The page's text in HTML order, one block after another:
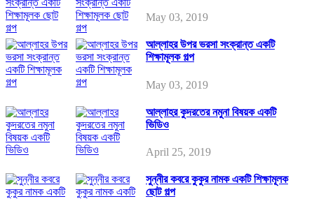
May 03, 2019
আল্লাহর উপর ভরসা সংক্রান্ত একটি
শিক্ষামূলক গল্প
May 03, 2019
আল্লাহর কুদরতের নমুনা বিষয়ক একটি
ভিডিও
April 25, 2019
সুন্নীর কবরে কুকুর নামক একটি শিক্ষামূলক
ছোট গল্প